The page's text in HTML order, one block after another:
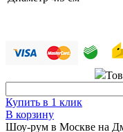
Купить в 1 клик
В корзину
Шоу-рум в Москве на